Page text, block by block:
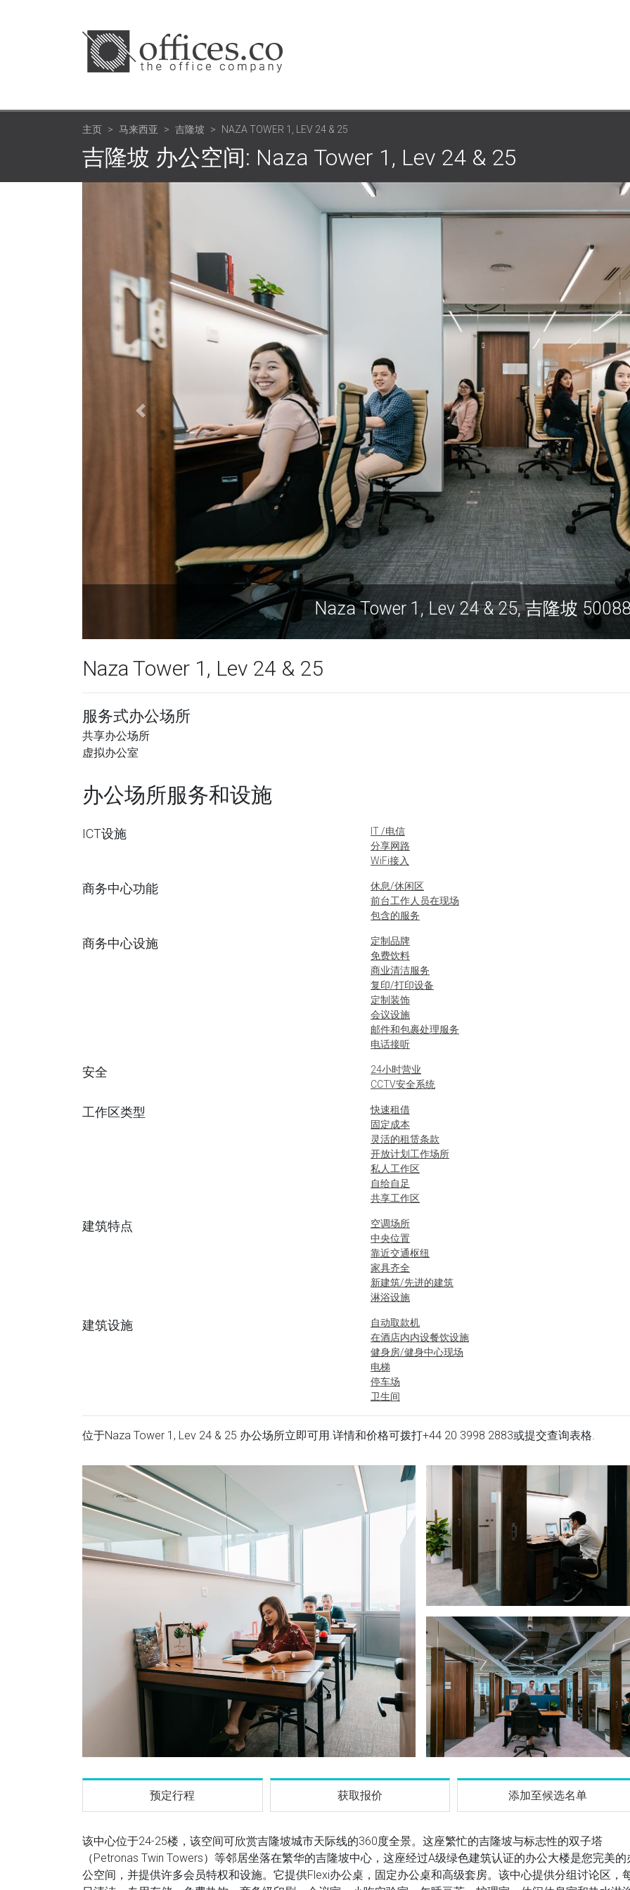
主页 马来西亚 吉隆坡 NAZA TOWER 1, LEV 24 & 25
吉隆坡 办公空间: Naza Tower 1, Lev 24 & 25
Naza Tower 1, Lev 24 & 25, 吉隆坡
Naza Tower 1, Lev 24 & 25
服务式办公场所
共享办公场所
虚拟办公室
办公场所服务和设施
ICT设施
IT /电信
分享网路
WiFi接入
商务中心功能
休息/休闲区
前台工作人员在现场
包含的服务
商务中心设施
定制品牌
免费饮料
商业清洁服务
复印/打印设备
定制装饰
会议设施
邮件和包裹处理服务
电话接听
安全
24小时营业
CCTV安全系统
工作区类型
快速租借
固定成本
灵活的租赁条款
开放计划工作场所
私人工作区
自给自足
共享工作区
建筑特点
空调场所
中央位置
靠近交通枢纽
家具齐全
新建筑/先进的建筑
淋浴设施
建筑设施
自动取款机
在酒店内内设餐饮设施
健身房/健身中心现场
电梯
停车场
卫生间
位于Naza Tower 1, Lev 24 & 25 办公场所立即可用.详情和价格可拨打+44 20 3998 2883或提交查询表格.
预定行程 获取报价 添加至候选名单
该中心位于24-25楼，该空间可欣赏吉隆坡城市天际线的360度全景。这座繁忙的吉隆坡与标志性的双子塔
（Petronas Twin Towers）等邻居坐落在繁华的吉隆坡中心，这座经过A级绿色建筑认证的办公大楼是您完美的
公空间，并提供许多会员特权和设施。它提供Flexi办公桌，固定办公桌和高级套房。该中心提供分组讨论区，